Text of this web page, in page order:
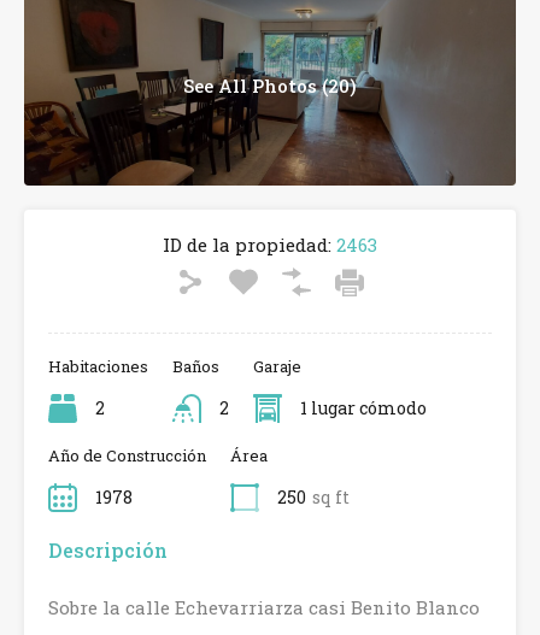
See All Photos (20)
ID de la propiedad: 2463
Habitaciones
2
Baños
2
Garaje
1 lugar cómodo
Año de Construcción
1978
Área
250 sq ft
Descripción
Sobre la calle Echevarriarza casi Benito Blanco